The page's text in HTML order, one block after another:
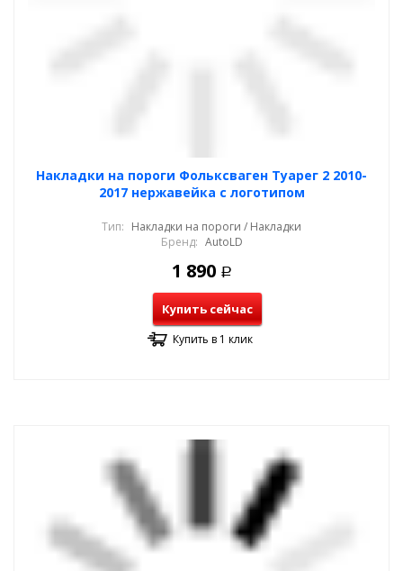
Накладки на пороги Фольксваген Туарег 2 2010-
2017 нержавейка с логотипом
Тип: Накладки на пороги / Накладки
Бренд: AutoLD
1 890 Р
Купить сейчас
Купить в 1 клик